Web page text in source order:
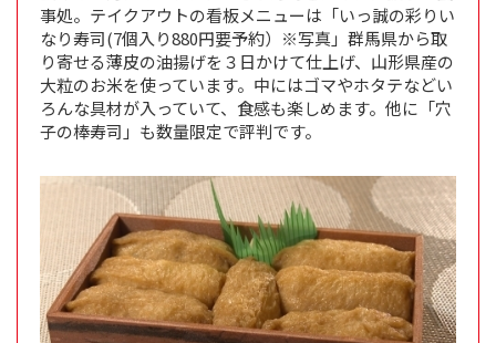
事処。テイクアウトの看板メニューは「いっ誠の彩りい
なり寿司(7個入り880円要予約）※写真」群馬県から取
り寄せる薄皮の油揚げを３日かけて仕上げ、山形県産の
大粒のお米を使っています。中にはゴマやホタテなどい
ろんな具材が入っていて、食感も楽しめます。他に「穴
子の棒寿司」も数量限定で評判です。